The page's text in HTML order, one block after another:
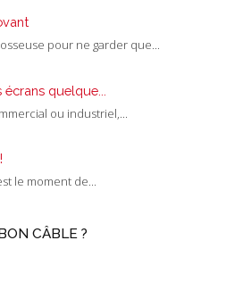
pour ne garder que...
quelque...
ou industriel,...
le moment de...
CÂBLE ?